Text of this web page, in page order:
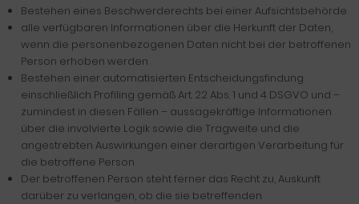
Bestehen eines Beschwerderechts bei einer Aufsichtsbehörde
alle verfügbaren Informationen über die Herkunft der Daten,
wenn die personenbezogenen Daten nicht bei der betroffenen
Person erhoben werden
Bestehen einer automatisierten Entscheidungsfindung
einschließlich Profiling gemäß Art. 22 Abs. 1 und 4 DSGVO und –
zumindest in diesen Fällen – aussagekräftige Informationen
über die involvierte Logik sowie die Tragweite und die
angestrebten Auswirkungen einer derartigen Verarbeitung für
die betroffene Person
Der betroffenen Person steht ferner das Recht zu, Auskunft
darüber zu verlangen, ob die sie betreffenden